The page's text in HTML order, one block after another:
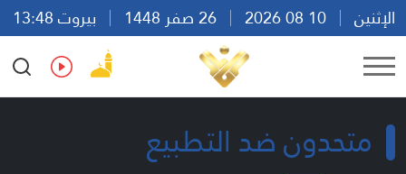
الإثنين
بيروت 13:48
Ar
En Fr Es
متحدون ضد التطبيع